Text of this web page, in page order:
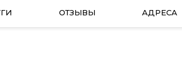
ОТЗЫВЫ АДРЕСА